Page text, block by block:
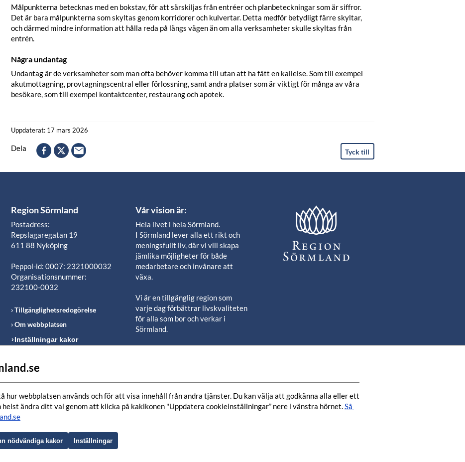
Målpunkterna betecknas med en bokstav, för att särskiljas från entréer och planbeteckningar som är siffror.
Det är bara målpunkterna som skyltas genom korridorer och kulvertar. Detta medför betydligt färre skyltar,
och därmed mindre information att hålla reda på längs vägen än om alla verksamheter skulle skyltas från
entrén.
Några undantag
Undantag är de verksamheter som man ofta behöver komma till utan att ha fått en kallelse. Som till exempel
akutmottagning, provtagningscentral eller förlossning, samt andra platser som är viktigt för många av våra
besökare, som till exempel kontaktcenter, restaurang och apotek.
Uppdaterat: 17 mars 2026
Dela Tyck till
Region Sörmland
Postadress:
Repslagaregatan 19
611 88 Nyköping
Peppol-id: 0007: 2321000032
Organisationsnummer:
232100-0032
Tillgänglighetsredogörelse
Om webbplatsen
Inställningar kakor
Följ oss i våra sociala
Vår vision är:
Hela livet i hela Sörmland.
I Sörmland lever alla ett rikt och
meningsfullt liv, där vi vill skapa
jämlika möjligheter för både
medarbetare och invånare att
växa.
Vi är en tillgänglig region som
varje dag förbättrar livskvaliteten
för alla som bor och verkar i
Sörmland.
län.
Tillsammans finns vi här när det
bästa händer och när det värsta
hur webbplatsen används och för att visa innehåll från andra tjänster. Du kan välja att godkänna alla eller ett
helst ändra ditt val genom att klicka på kakikonen "Uppdatera cookieinställningar” nere i vänstra hörnet. Så
nödvändiga kakor Inställningar